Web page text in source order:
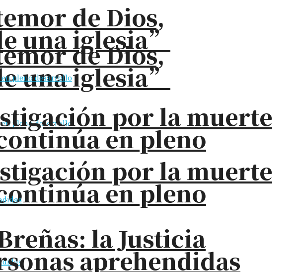
de Dios,
una iglesia”
por la muerte
en pleno
de Dios,
una iglesia”
por la muerte
en pleno
la Justicia
aprehendidas